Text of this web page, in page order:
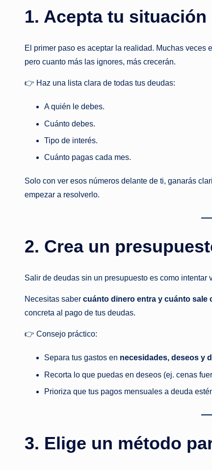
1. Acepta tu
El primer paso es aceptar la realidad. Muchas veces
pero cuanto más las ignores, más crecerán.
👉 Haz una lista clara de todas tus deudas:
A quién le debes.
Cuánto debes.
Tipo de interés.
Cuánto pagas cada mes.
Solo con ver esos números delante de ti, ganarás
empezar a resolverlo.
2. Crea un
Salir de deudas sin un presupuesto es como intentar
Necesitas saber cuánto dinero entra y cuánto sale
concreta al pago de tus deudas.
👉 Consejo práctico:
Separa tus gastos en necesidades, deseos y
Recorta lo que puedas en deseos (ej. cenas
Prioriza que tus pagos mensuales a deuda
3. Elige un método